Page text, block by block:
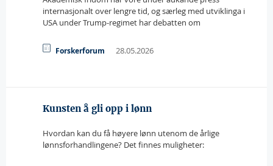
internasjonalt over lengre tid, og særleg med utviklinga i
USA under Trump-regimet har debatten om
Forskerforum 28.05.2026
Kunsten å gli opp i lønn
Hvordan kan du få høyere lønn utenom de årlige
lønnsforhandlingene? Det finnes muligheter: